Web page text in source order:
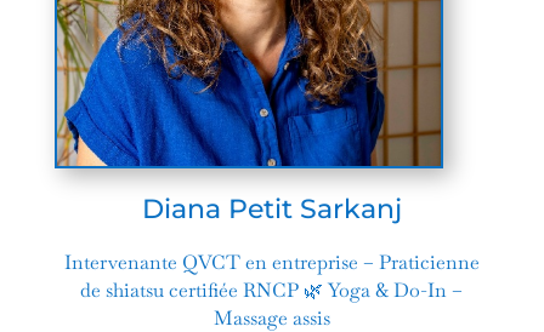
Diana Petit Sarkanj
Intervenante QVCT en entreprise – Praticienne
de shiatsu certifiée RNCP 🌿 Yoga & Do-In –
Massage assis